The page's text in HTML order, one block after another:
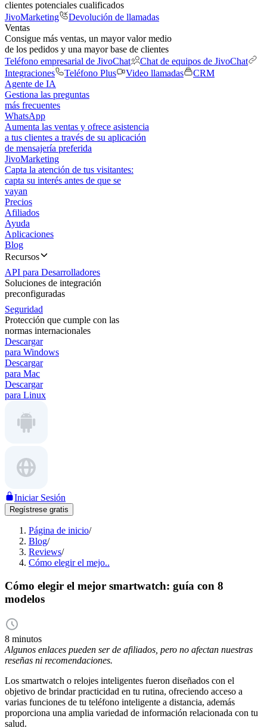
clientes potenciales cualificados
JivoMarketing
Devolución de llamadas
Ventas
Consigue más ventas, un mayor valor medio
de los pedidos y una mayor base de clientes
Teléfono empresarial de JivoChat
Chat de equipos de JivoChat
Integraciones
Teléfono Plus Video llamadas
CRM
Agente de IA
Gestiona las preguntas
más frecuentes
WhatsApp
Aumenta las ventas y ofrece asistencia
a tus clientes a través de su aplicación
de mensajería preferida
JivoMarketing
Capta la atención de tus visitantes:
capta su interés antes de que se
vayan
Precios
Afiliados
Ayuda
Aplicaciones
Blog
Recursos
API para Desarrolladores
Soluciones de integración
preconfiguradas
Seguridad
Protección que cumple con las
normas internacionales
Descargar
para Windows
Descargar
para Mac
Descargar
para Linux
Iniciar Sesión
Regístrese gratis
Página de inicio/
Blog/
Reviews/
Cómo elegir el mejo..
Cómo elegir el mejor smartwatch: guía con 8
modelos
8 minutos
Algunos enlaces pueden ser de afiliados, pero no afectan nuestras
reseñas ni recomendaciones.
Los smartwatch o relojes inteligentes fueron diseñados con el
objetivo de brindar practicidad en tu rutina, ofreciendo acceso a
varias funciones de tu teléfono inteligente a distancia, además
proporciona una amplia variedad de información relacionada con tu
salud.